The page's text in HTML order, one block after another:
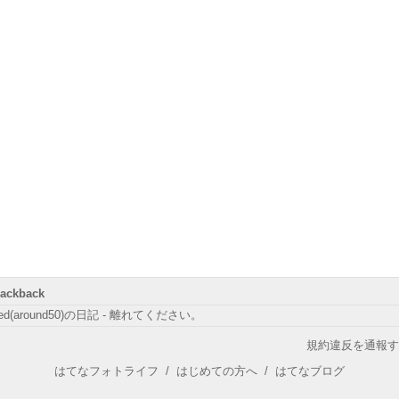
の日記 - 離れてください。
規約違反を通報
はてなフォトライフ / はじめての方へ / はてなブログ